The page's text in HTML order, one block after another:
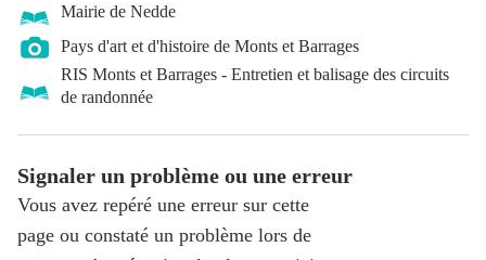
Mairie de Nedde
Pays d'art et d'histoire de Monts et Barrages
RIS Monts et Barrages - Entretien et balisage des circuits
de randonnée
Signaler un problème ou une erreur
Vous avez repéré une erreur sur cette
page ou constaté un problème lors de